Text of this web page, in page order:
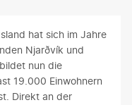
hat sich im Jahre
Njarðvík und
nun die
19.000 Einwohnern
Direkt an der